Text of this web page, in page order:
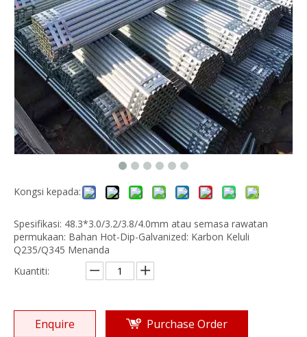
Kongsi kepada:
Spesifikasi: 48.3*3.0/3.2/3.8/4.0mm atau semasa rawatan
permukaan: Bahan Hot-Dip-Galvanized: Karbon Keluli
Q235/Q345 Menanda
Kuantiti:
Enquire Purchase Order